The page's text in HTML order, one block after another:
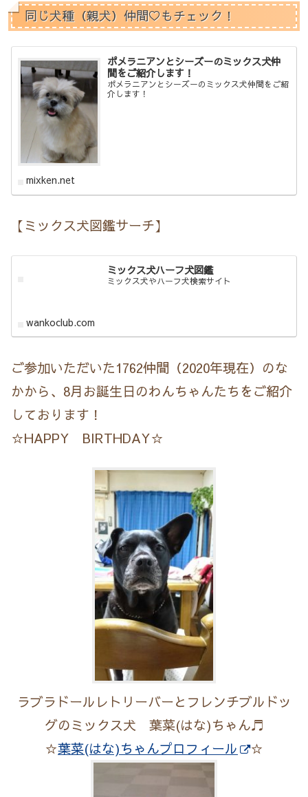
同じ犬種（親犬）仲間♡もチェック！
ポメラニアンとシーズーのミックス犬仲
間をご紹介します！
ポメラニアンとシーズーのミックス犬仲間をご紹
介します！
mixken.net
【ミックス犬図鑑サーチ】
ミックス犬ハーフ犬図鑑
ミックス犬やハーフ犬検索サイト
wankoclub.com
ご参加いただいた1762仲間（2020年現在）のな
かから、8月お誕生日のわんちゃんたちをご紹介
しております！
☆HAPPY BIRTHDAY☆
ラブラドールレトリーバーとフレンチブルドッ
グのミックス犬 葉菜(はな)ちゃん♬
☆葉菜(はな)ちゃんプロフィール ☆